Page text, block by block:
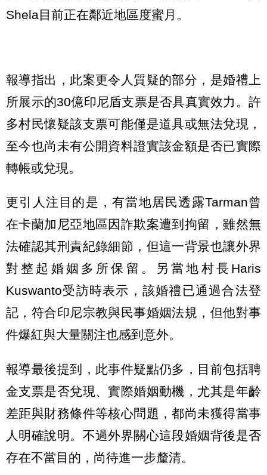
Shela目前正在鄰近地區度蜜月。
報導指出，此案更令人質疑的部分，是婚禮上
所展示的30億印尼盾支票是否具真實效力。許
多村民懷疑該支票可能僅是道具或無法兌現，
至今也尚未有公開資料證實該金額是否已實際
轉帳或兌現。
更引人注目的是，有當地居民透露Tarman曾
在卡蘭加尼亞地區因詐欺案遭到拘留，雖然無
法確認其刑責紀錄細節，但這一背景也讓外界
對整起婚姻多所保留。另當地村長Haris
Kuswanto受訪時表示，該婚禮已通過合法登
記，符合印尼宗教與民事婚姻法規，但他對事
件爆紅與大量關注也感到意外。
報導最後提到，此事件疑點仍多，目前包括聘
金支票是否兌現、實際婚姻動機，尤其是年齡
差距與財務條件等核心問題，都尚未獲得當事
人明確說明。不過外界關心這段婚姻背後是否
存在不當目的，尚待進一步釐清。